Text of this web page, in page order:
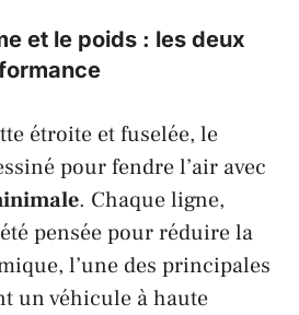
et le poids : les deux
étroite et fuselée, le
pour fendre l’air avec
. Chaque ligne,
pensée pour réduire la
l’une des principales
un véhicule à haute